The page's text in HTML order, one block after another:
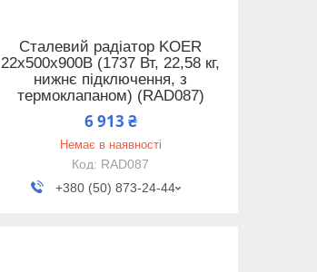
Сталевий радіатор KOER
22x500x900B (1737 Вт, 22,58 кг,
нижнє підключення, з
термоклапаном) (RAD087)
6 913 ₴
Немає в наявності
RAD087
+380 (50) 873-24-44